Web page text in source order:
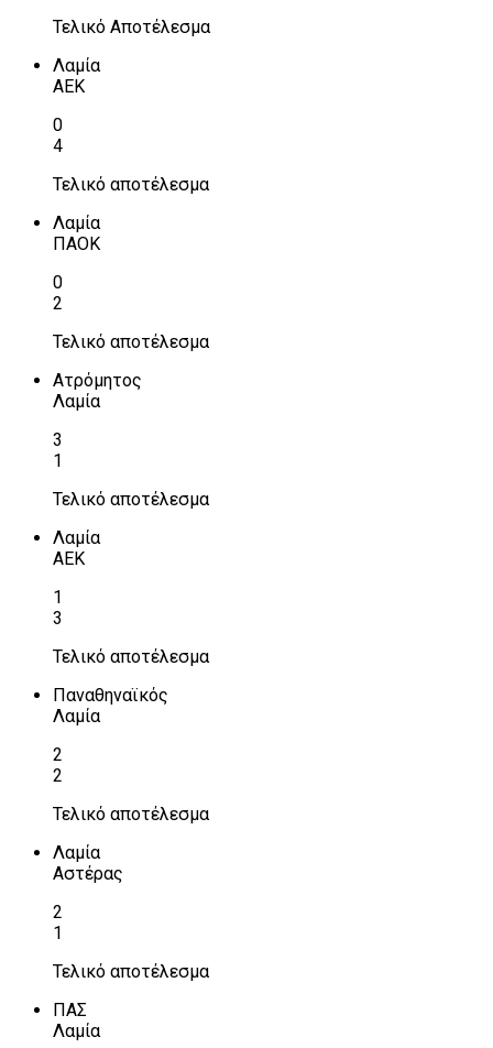
Τελικό Αποτέλεσμα
Λαμία
ΑΕΚ
0
4
Τελικό αποτέλεσμα
Λαμία
ΠΑΟΚ
0
2
Τελικό αποτέλεσμα
Ατρόμητος
Λαμία
3
1
Τελικό αποτέλεσμα
Λαμία
ΑΕΚ
1
3
Τελικό αποτέλεσμα
Παναθηναϊκός
Λαμία
2
2
Τελικό αποτέλεσμα
Λαμία
Αστέρας
2
1
Τελικό αποτέλεσμα
ΠΑΣ
Λαμία